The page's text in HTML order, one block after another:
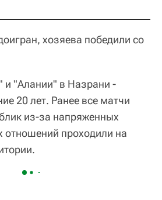
хозяева победили со
и "Алании" в Назрани -
20 лет. Ранее все матчи
из-за напряженных
проходили на